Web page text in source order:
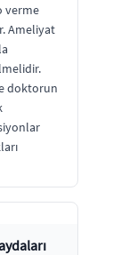
verme
Ameliyat
doktorun